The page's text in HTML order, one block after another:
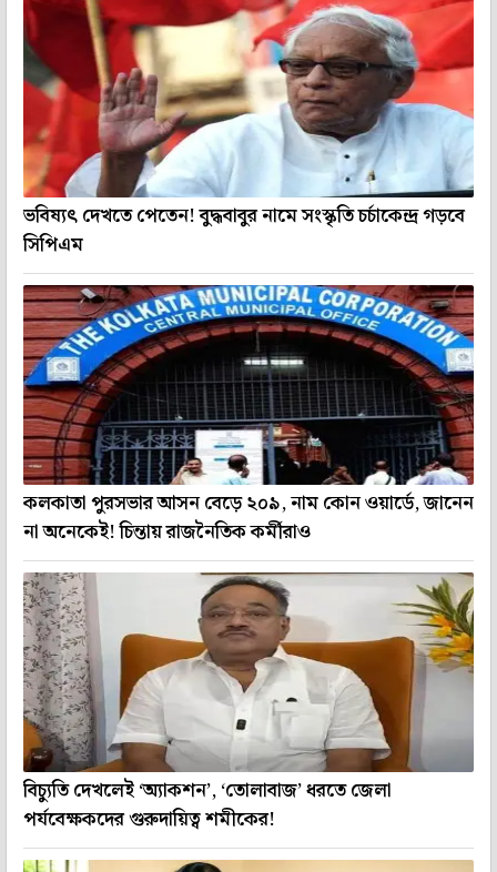
ভবিষ্যৎ দেখতে পেতেন! বুদ্ধবাবুর নামে সংস্কৃতি চর্চাকেন্দ্র গড়বে
সিপিএম
কলকাতা পুরসভার আসন বেড়ে ২০৯, নাম কোন ওয়ার্ডে, জানেন
না অনেকেই! চিন্তায় রাজনৈতিক কর্মীরাও
বিচ্যুতি দেখলেই ‘অ্যাকশন’, ‘তোলাবাজ’ ধরতে জেলা
পর্যবেক্ষকদের গুরুদায়িত্ব শমীকের!